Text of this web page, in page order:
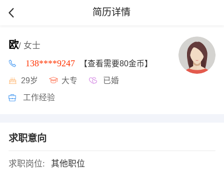
简历详情
欧/ 女士
138****9247 【查看需要80金币】
29岁 大专 已婚
工作经验
求职意向
求职岗位:
其他职位